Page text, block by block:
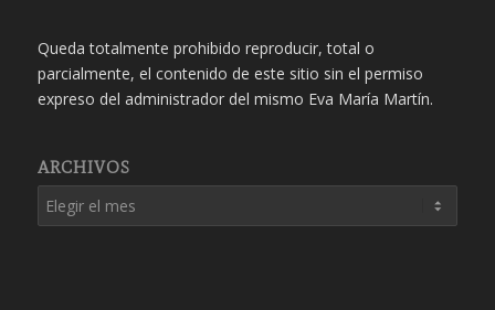
Queda totalmente prohibido reproducir, total o
parcialmente, el contenido de este sitio sin el permiso
expreso del administrador del mismo Eva María Martín.
ARCHIVOS